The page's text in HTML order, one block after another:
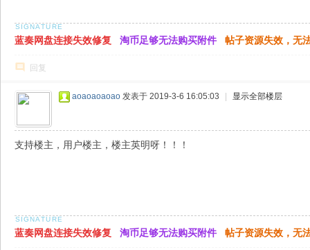
蓝奏网盘连接失效修复 淘币足够无法购买附件 帖子资源失效，无
回复
aoaoaoaoao 发表于 2019-3-6 16:05:03 显示全部楼层
支持楼主，用户楼主，楼主英明呀！！！
蓝奏网盘连接失效修复 淘币足够无法购买附件 帖子资源失效，无